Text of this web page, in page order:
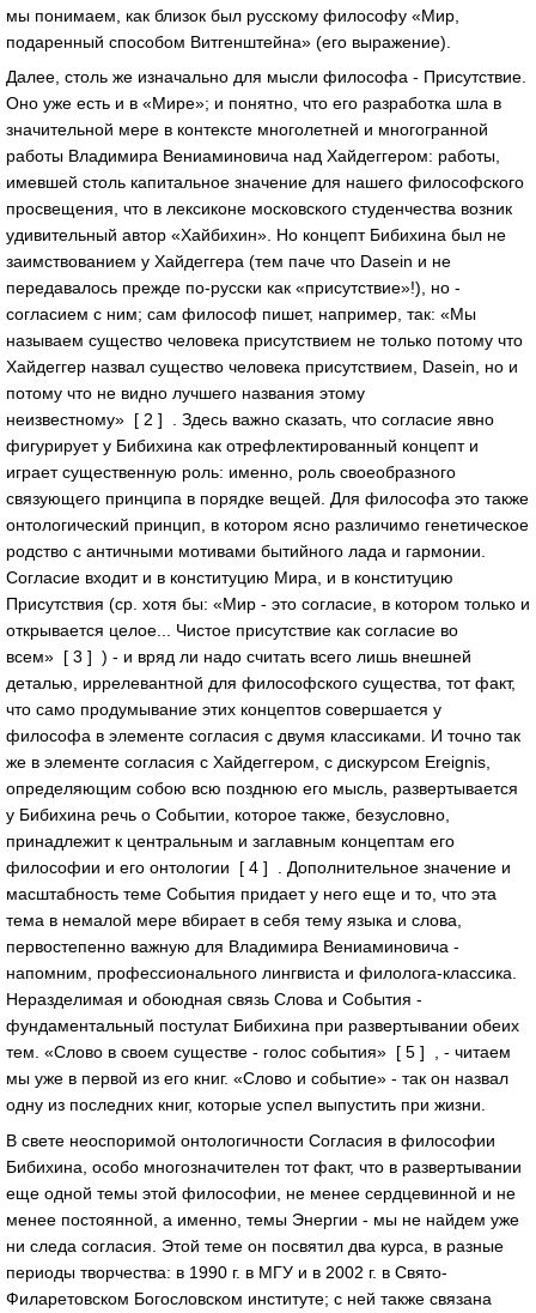
мы понимаем, как близок был русскому философу «Мир,
подаренный способом Витгенштейна» (его выражение).
Далее, столь же изначально для мысли философа - Присутствие.
Оно уже есть и в «Мире»; и понятно, что его разработка шла в
значительной мере в контексте многолетней и многогранной
работы Владимира Вениаминовича над Хайдеггером: работы,
имевшей столь капитальное значение для нашего философского
просвещения, что в лексиконе московского студенчества возник
удивительный автор «Хайбихин». Но концепт Бибихина был не
заимствованием у Хайдеггера (тем паче что Dasein и не
передавалось прежде по-русски как «присутствие»!), но -
согласием с ним; сам философ пишет, например, так: «Мы
называем существо человека присутствием не только потому что
Хайдеггер назвал существо человека присутствием, Dasein, но и
потому что не видно лучшего названия этому
неизвестному» [ 2 ] . Здесь важно сказать, что согласие явно
фигурирует у Бибихина как отрефлектированный концепт и
играет существенную роль: именно, роль своеобразного
связующего принципа в порядке вещей. Для философа это также
онтологический принцип, в котором ясно различимо генетическое
родство с античными мотивами бытийного лада и гармонии.
Согласие входит и в конституцию Мира, и в конституцию
Присутствия (ср. хотя бы: «Мир - это согласие, в котором только и
открывается целое... Чистое присутствие как согласие во
всем» [ 3 ] ) - и вряд ли надо считать всего лишь внешней
деталью, иррелевантной для философского существа, тот факт,
что само продумывание этих концептов совершается у
философа в элементе согласия с двумя классиками. И точно так
же в элементе согласия с Хайдеггером, с дискурсом Ereignis,
определяющим собою всю позднюю его мысль, развертывается
у Бибихина речь о Событии, которое также, безусловно,
принадлежит к центральным и заглавным концептам его
философии и его онтологии [ 4 ] . Дополнительное значение и
масштабность теме События придает у него еще и то, что эта
тема в немалой мере вбирает в себя тему языка и слова,
первостепенно важную для Владимира Вениаминовича -
напомним, профессионального лингвиста и филолога-классика.
Неразделимая и обоюдная связь Слова и События -
фундаментальный постулат Бибихина при развертывании обеих
тем. «Слово в своем существе - голос события» [ 5 ] , - читаем
мы уже в первой из его книг. «Слово и событие» - так он назвал
одну из последних книг, которые успел выпустить при жизни.
В свете неоспоримой онтологичности Согласия в философии
Бибихина, особо многозначителен тот факт, что в развертывании
еще одной темы этой философии, не менее сердцевинной и не
менее постоянной, а именно, темы Энергии - мы не найдем уже
ни следа согласия. Этой теме он посвятил два курса, в разные
периоды творчества: в 1990 г. в МГУ и в 2002 г. в Свято-
Филаретовском Богословском институте; с ней также связана